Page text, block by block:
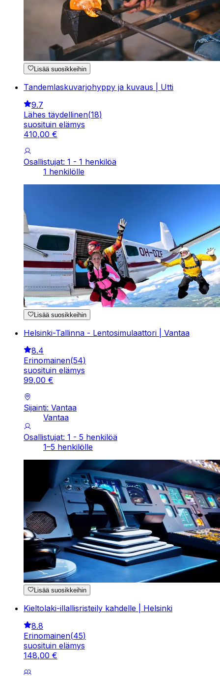
Lisää suosikkeihin
Tandemlaskuvarjohyppy ja kuvaus | Utti
9.7
Lähes täydellinen(18)
suosituin elämys
410,00 €
Osallistujat: 1 - 1 henkilöä
1 henkilölle
Lisää suosikkeihin
Helsinki-Tallinna - Lentosimulaattori | Vantaa
8.4
Erinomainen(54)
suosituin elämys
99,00 €
Sijainti: Vantaa
Vantaa
Osallistujat: 1 - 5 henkilöä
1–5 henkilölle
Lisää suosikkeihin
Kieltolaki-illallisristeily kahdelle | Helsinki
8.8
Erinomainen(45)
suosituin elämys
148,00 €